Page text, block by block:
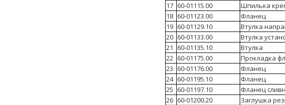
17 60-01115.00
Шпилька
18 60-01123.00
Фланец
19 60-01129.10
Втулка
20 60-01133.00
Втулка
21
60-01135.10
Втулка
22 60-01175.00
Прокладка
23 60-01176.00
Фланец
24 60-01195.10
Фланец
25 60-01197.10
Фланец
26 60-01200.20
Заглушка